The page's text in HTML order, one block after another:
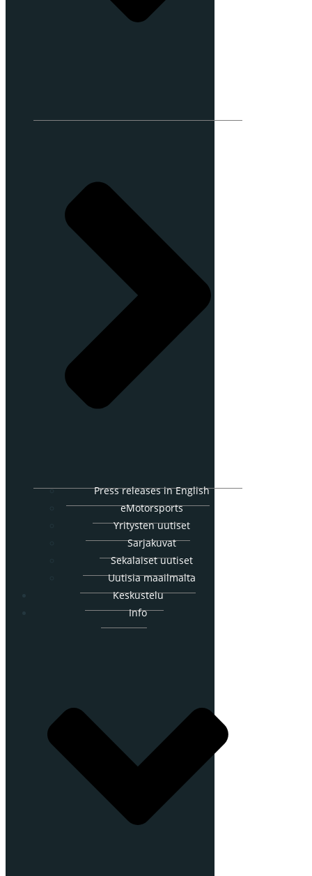
Press releases in English
eMotorsports
Yritysten uutiset
Sarjakuvat
Sekalaiset uutiset
Uutisia maailmalta
Keskustelu
Info